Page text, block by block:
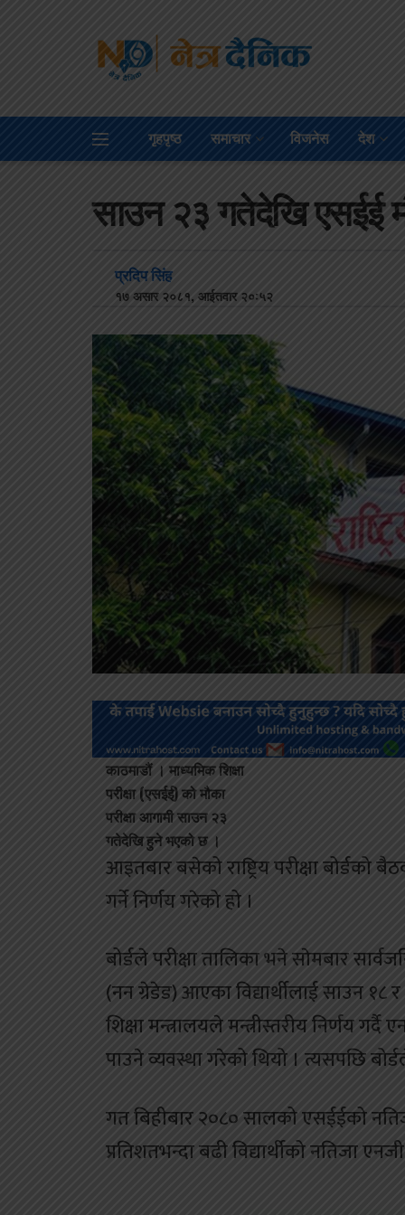
गृहपृष्ठ समाचार विजनेस देश
साउन २३ गतेदेखि एसईई
प्रदिप सिंह
१७ असार २०८१, आईतवार २०:५२
काठमाडौं । माध्यमिक शिक्षा
परीक्षा (एसईई) को मौका
परीक्षा आगामी साउन २३
गतेदेखि हुने भएको छ ।
आइतबार बसेको राष्ट्रिय परीक्षा
गर्ने निर्णय गरेको हो ।
बोर्डले परीक्षा तालिका भने साेमबार
(नन ग्रेडेड) आएका विद्यार्थीलाई साउन १८
शिक्षा मन्त्रालयले मन्त्रीस्तरीय निर्णय
पाउने व्यवस्था गरेको थियो । त्यसपछि
गत बिहीबार २०८० सालको एसईईको
प्रतिशतभन्दा बढी विद्यार्थीको नतिजा